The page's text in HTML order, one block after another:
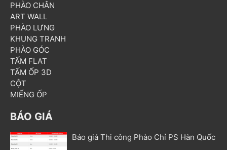
PHÀO CHÂN
ART WALL
PHÀO LƯNG
KHUNG TRANH
PHÀO GÓC
TẤM FLAT
TẤM ỐP 3D
CỘT
MIẾNG ỐP
BÁO GIÁ
Báo giá Thi công Phào Chỉ PS Hàn Quốc